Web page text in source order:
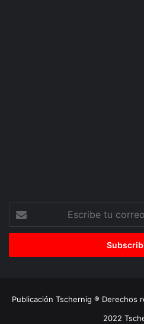
correo
Publicación Tschernig ®
2022